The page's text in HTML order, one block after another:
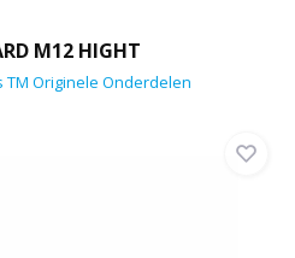
M12 HIGHT
TM Originele Onderdelen